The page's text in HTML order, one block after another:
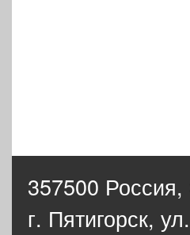
357500 Россия,
г. Пятигорск,